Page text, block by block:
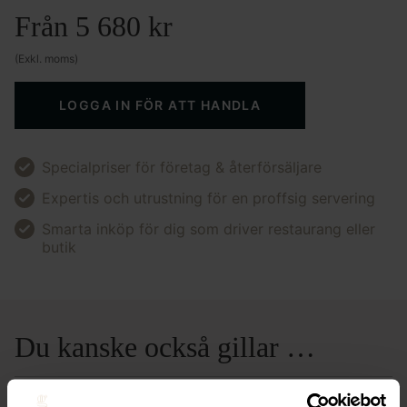
Från 5 680 kr
(Exkl. moms)
LOGGA IN FÖR ATT HANDLA
Specialpriser för företag & återförsäljare
Expertis och utrustning för en proffsig servering
Smarta inköp för dig som driver restaurang eller
butik
Du kanske också gillar …